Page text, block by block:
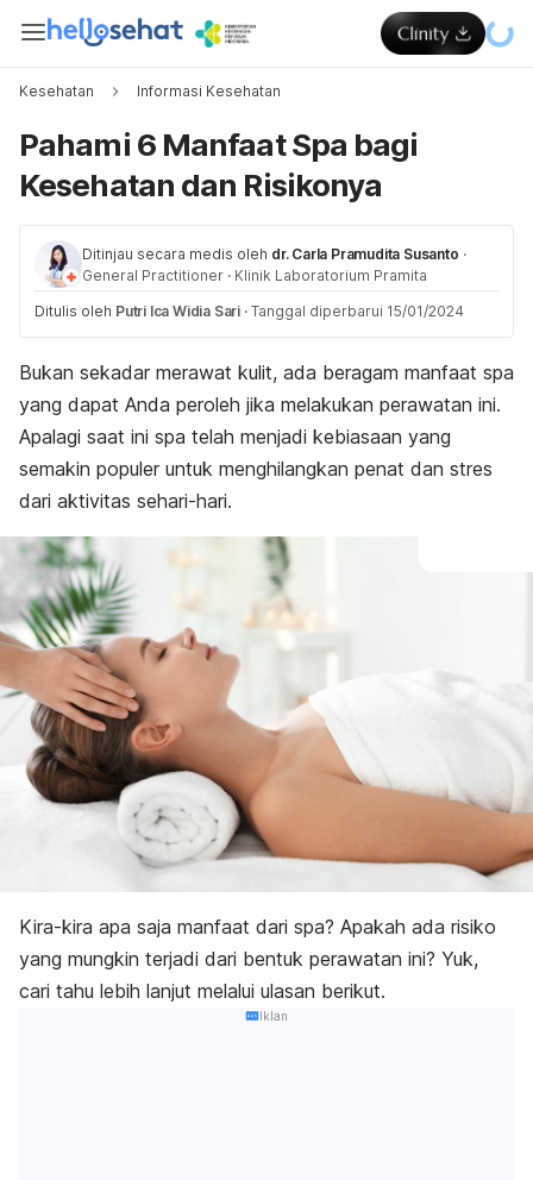
Kesehatan Informasi Kesehatan
Pahami 6 Manfaat Spa bagi
Kesehatan dan Risikonya
Ditinjau secara medis oleh dr. Carla Pramudita Susanto ·
General Practitioner · Klinik Laboratorium Pramita
Ditulis oleh Putri Ica Widia Sari · Tanggal diperbarui 15/01/2024
Bukan sekadar merawat kulit, ada beragam manfaat spa
yang dapat Anda peroleh jika melakukan perawatan ini.
Apalagi saat ini spa telah menjadi kebiasaan yang
semakin populer untuk menghilangkan penat dan stres
dari aktivitas sehari-hari.
Kira-kira apa saja manfaat dari spa? Apakah ada risiko
yang mungkin terjadi dari bentuk perawatan ini? Yuk,
cari tahu lebih lanjut melalui ulasan berikut.
Iklan